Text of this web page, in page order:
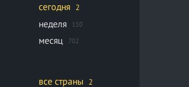
сегодня 2
неделя 110
месяц 702
все страны 2